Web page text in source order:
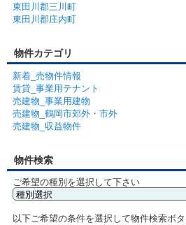
東田川郡三川町
東田川郡庄内町
物件カテゴリ
新着_売物件情報
賃貸_事業用テナント
売建物_事業用建物
売建物_鶴岡市郊外・市外
売建物_収益物件
物件検索
ご希望の種別を選択して下さい
以下ご希望の条件を選択して物件検索ボ